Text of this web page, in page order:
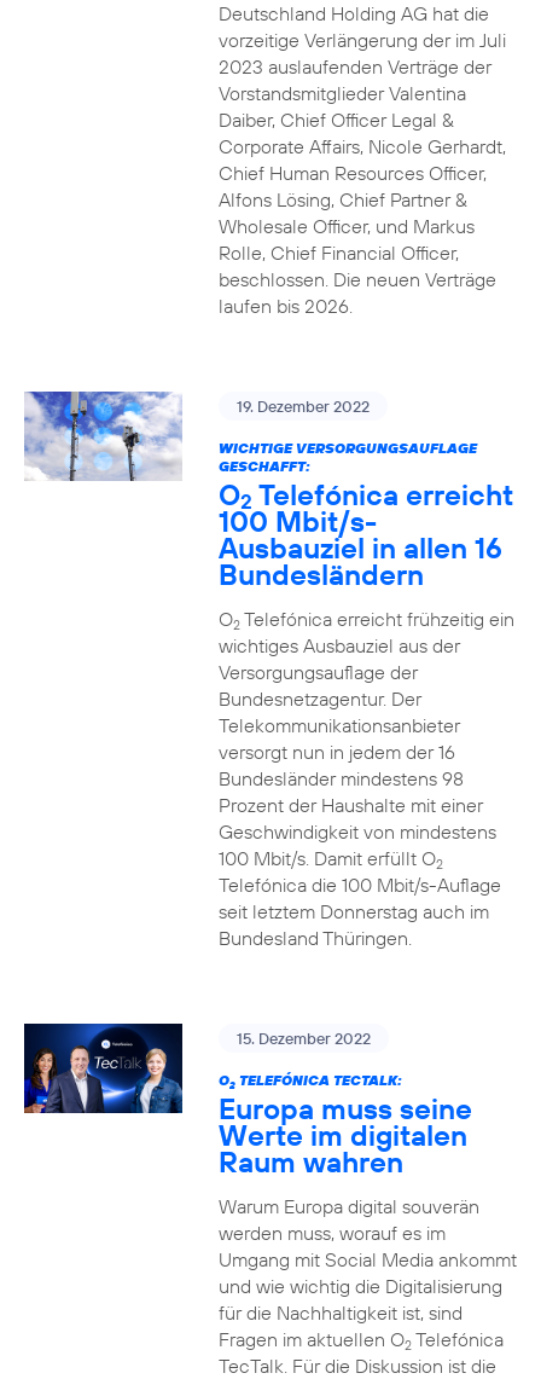
Deutschland Holding AG hat die
vorzeitige Verlängerung der im Juli
2023 auslaufenden Verträge der
Vorstandsmitglieder Valentina
Daiber, Chief Officer Legal &
Corporate Affairs, Nicole Gerhardt,
Chief Human Resources Officer,
Alfons Lösing, Chief Partner &
Wholesale Officer, und Markus
Rolle, Chief Financial Officer,
beschlossen. Die neuen Verträge
laufen bis 2026.
19. Dezember 2022
WICHTIGE VERSORGUNGSAUFLAGE
GESCHAFFT:
O2 Telefónica erreicht
100 Mbit/s-
Ausbauziel in allen 16
Bundesländern
O2Telefónica erreicht frühzeitig ein
wichtiges Ausbauziel aus der
Versorgungsauflage der
Bundesnetzagentur. Der
Telekommunikationsanbieter
versorgt nun in jedem der 16
Bundesländer mindestens 98
Prozent der Haushalte mit einer
Geschwindigkeit von mindestens
100 Mbit/s. Damit erfüllt O2
Telefónica die 100 Mbit/s-Auflage
seit letztem Donnerstag auch im
Bundesland Thüringen.
15. Dezember 2022
O2TELEFÓNICA TECTALK:
Europa muss seine
Werte im digitalen
Raum wahren
Warum Europa digital souverän
werden muss, worauf es im
Umgang mit Social Media ankommt
und wie wichtig die Digitalisierung
für die Nachhaltigkeit ist, sind
Fragen im aktuellen O2Telefónica
TecTalk. Für die Diskussion ist die